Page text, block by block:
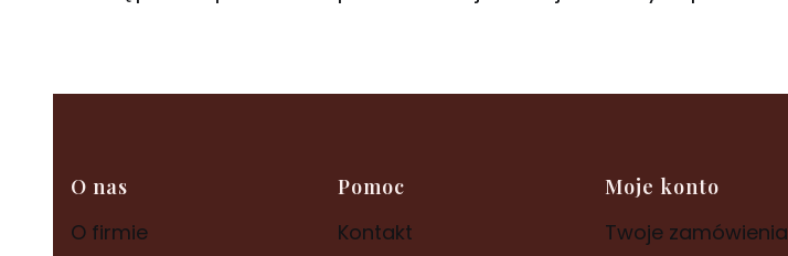
Linki w stopce
O nas
O firmie
Pomoc
Kontakt
Moje konto
Twoje zamówienia